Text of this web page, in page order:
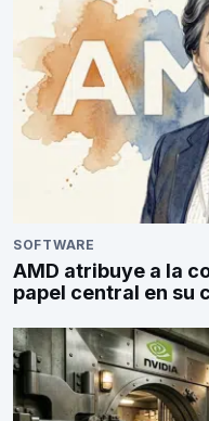
SOFTWARE
AMD atribuye a la
papel central en su